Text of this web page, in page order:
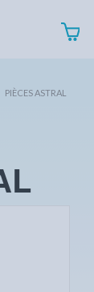
PIÈCES ASTRAL